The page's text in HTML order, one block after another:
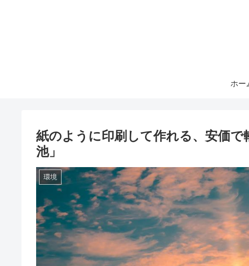
ホー
紙のように印刷して作れる、安価
池」
環境